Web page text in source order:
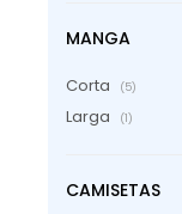
MANGA
Corta (5)
Larga (1)
CAMISETAS